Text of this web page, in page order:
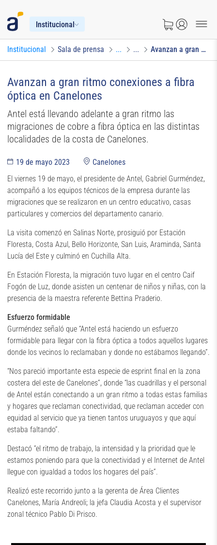
Institucional
Institucional Sala de prensa ... ... Avanzan a gran ritmo conexiones a fibra óptica en Canelones
Avanzan a gran ritmo conexiones a fibra
óptica en Canelones
Antel está llevando adelante a gran ritmo las
migraciones de cobre a fibra óptica en las distintas
localidades de la costa de Canelones.
19 de mayo 2023
Canelones
El viernes 19 de mayo, el presidente de Antel, Gabriel Gurméndez,
acompañó a los equipos técnicos de la empresa durante las
migraciones que se realizaron en un centro educativo, casas
particulares y comercios del departamento canario.
La visita comenzó en Salinas Norte, prosiguió por Estación
Floresta, Costa Azul, Bello Horizonte, San Luis, Araminda, Santa
Lucía del Este y culminó en Cuchilla Alta.
En Estación Floresta, la migración tuvo lugar en el centro Caif
Fogón de Luz, donde asisten un centenar de niños y niñas, con la
presencia de la maestra referente Bettina Praderio.
Esfuerzo formidable
Gurméndez señaló que “Antel está haciendo un esfuerzo
formidable para llegar con la fibra óptica a todos aquellos lugares
donde los vecinos lo reclamaban y donde no estábamos llegando”.
“Nos pareció importante esta especie de esprint final en la zona
costera del este de Canelones”, donde “las cuadrillas y el personal
de Antel están conectando a un gran ritmo a todas estas familias
y hogares que reclaman conectividad, que reclaman acceder con
equidad al servicio que ya tienen tantos uruguayos y que aquí
estaba faltando”.
Destacó “el ritmo de trabajo, la intensidad y la prioridad que le
estamos poniendo para que la conectividad y el Internet de Antel
llegue con igualdad a todos los hogares del país”.
Realizó este recorrido junto a la gerenta de Área Clientes
Canelones, María Andreoli; la jefa Claudia Acosta y el supervisor
zonal técnico Pablo Di Prisco.